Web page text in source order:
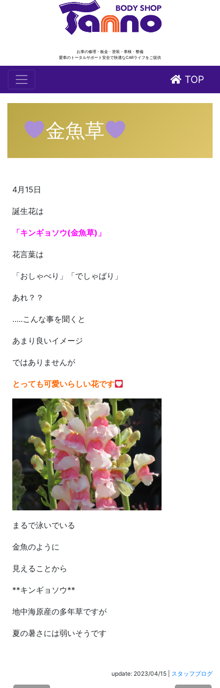
お車の修理・板金・塗装・車検・整備
愛車のトータルサポート安全で快適なCARライフをご提供
TOP
金魚草
4月15日
誕生花は
「キンギョソウ(金魚草)」
花言葉は
「おしゃべり」「でしゃばり」
あれ？？
…..こんな事を聞くと
あまり良いイメージ
ではありませんが
とっても可愛いらしい花です
まるで泳いでいる
金魚のように
見えることから
**キンギョソウ**
地中海原産の多年草ですが
夏の暑さには弱いそうです
update: 2023/04/15 スタッフブログ